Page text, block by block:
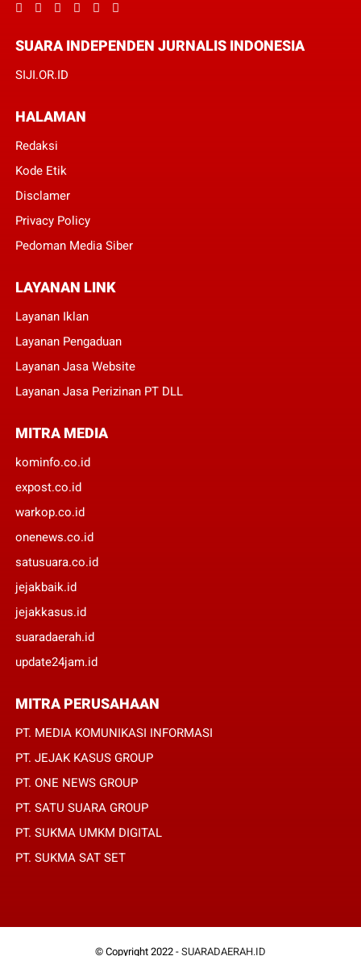
SUARA INDEPENDEN JURNALIS INDONESIA
SIJI.OR.ID
HALAMAN
Redaksi
Kode Etik
Disclamer
Privacy Policy
Pedoman Media Siber
LAYANAN LINK
Layanan Iklan
Layanan Pengaduan
Layanan Jasa Website
Layanan Jasa Perizinan PT DLL
MITRA MEDIA
kominfo.co.id
expost.co.id
warkop.co.id
onenews.co.id
satusuara.co.id
jejakbaik.id
jejakkasus.id
suaradaerah.id
update24jam.id
MITRA PERUSAHAAN
PT. MEDIA KOMUNIKASI INFORMASI
PT. JEJAK KASUS GROUP
PT. ONE NEWS GROUP
PT. SATU SUARA GROUP
PT. SUKMA UMKM DIGITAL
PT. SUKMA SAT SET
© Copyright 2022 - SUARADAERAH.ID